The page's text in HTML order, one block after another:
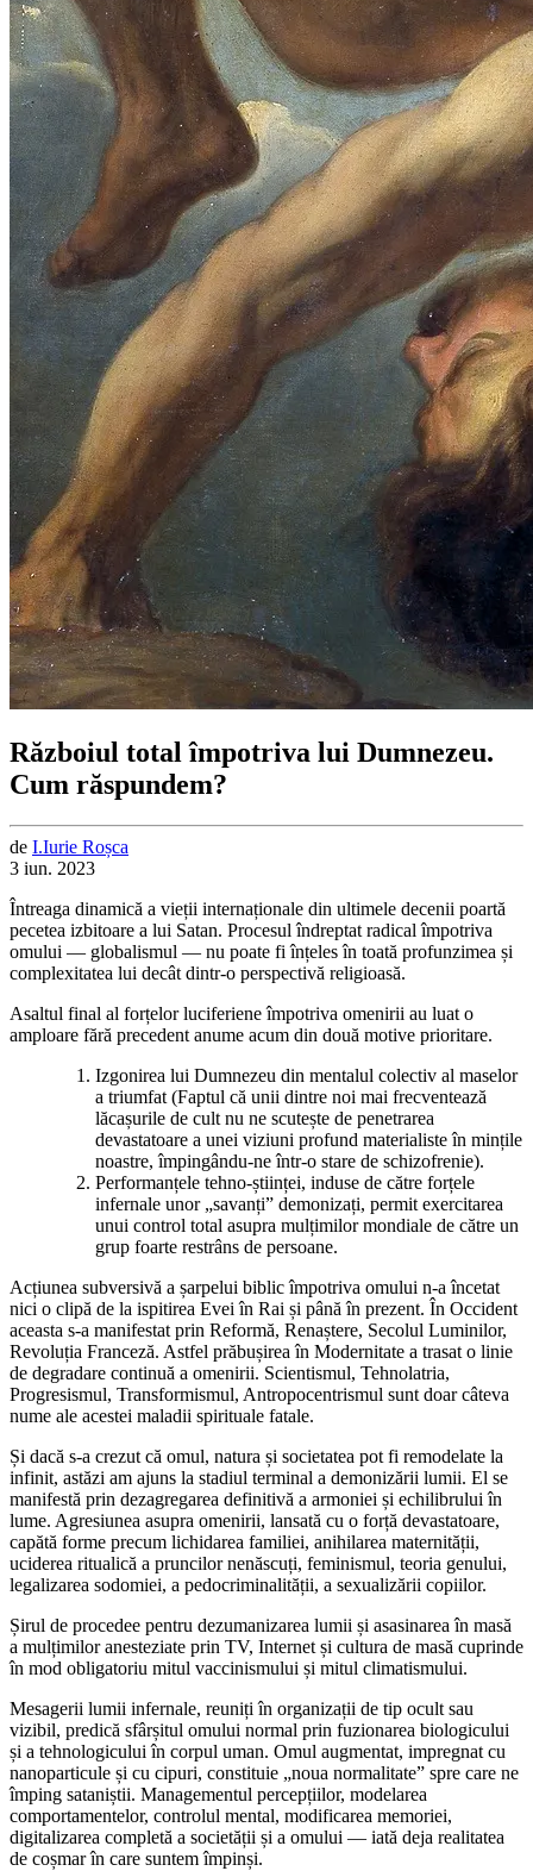
Războiul total împotriva lui Dumnezeu.
Cum răspundem?
de I.Iurie Roșca
3 iun. 2023
Întreaga dinamică a vieții internaționale din ultimele decenii poartă
pecetea izbitoare a lui Satan. Procesul îndreptat radical împotriva
omului — globalismul — nu poate fi înțeles în toată profunzimea și
complexitatea lui decât dintr-o perspectivă religioasă.
Asaltul final al forțelor luciferiene împotriva omenirii au luat o
amploare fără precedent anume acum din două motive prioritare.
Izgonirea lui Dumnezeu din mentalul colectiv al maselor
a triumfat (Faptul că unii dintre noi mai frecventează
lăcașurile de cult nu ne scutește de penetrarea
devastatoare a unei viziuni profund materialiste în mințile
noastre, împingându-ne într-o stare de schizofrenie).
Performanțele tehno-științei, induse de către forțele
infernale unor „savanți” demonizați, permit exercitarea
unui control total asupra mulțimilor mondiale de către un
grup foarte restrâns de persoane.
Acțiunea subversivă a șarpelui biblic împotriva omului n-a încetat
nici o clipă de la ispitirea Evei în Rai și până în prezent. În Occident
aceasta s-a manifestat prin Reformă, Renaștere, Secolul Luminilor,
Revoluția Franceză. Astfel prăbușirea în Modernitate a trasat o linie
de degradare continuă a omenirii. Scientismul, Tehnolatria,
Progresismul, Transformismul, Antropocentrismul sunt doar câteva
nume ale acestei maladii spirituale fatale.
Și dacă s-a crezut că omul, natura și societatea pot fi remodelate la
infinit, astăzi am ajuns la stadiul terminal a demonizării lumii. El se
manifestă prin dezagregarea definitivă a armoniei și echilibrului în
lume. Agresiunea asupra omenirii, lansată cu o forță devastatoare,
capătă forme precum lichidarea familiei, anihilarea maternității,
uciderea ritualică a pruncilor nenăscuți, feminismul, teoria genului,
legalizarea sodomiei, a pedocriminalității, a sexualizării copiilor.
Șirul de procedee pentru dezumanizarea lumii și asasinarea în masă
a mulțimilor anesteziate prin TV, Internet și cultura de masă cuprinde
în mod obligatoriu mitul vaccinismului și mitul climatismului.
Mesagerii lumii infernale, reuniți în organizații de tip ocult sau
vizibil, predică sfârșitul omului normal prin fuzionarea biologicului
și a tehnologicului în corpul uman. Omul augmentat, impregnat cu
nanoparticule și cu cipuri, constituie „noua normalitate” spre care ne
împing sataniștii. Managementul percepțiilor, modelarea
comportamentelor, controlul mental, modificarea memoriei,
digitalizarea completă a societății și a omului — iată deja realitatea
de coșmar în care suntem împinși.